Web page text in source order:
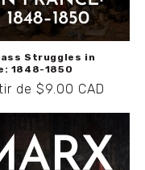
Struggles in
1848-1850
de $9.00 CAD